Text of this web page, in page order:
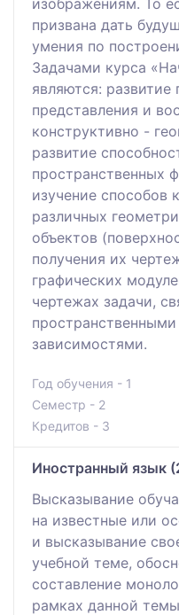
призвана дать
умения по
Задачами курса
являются: развитие
представления и
конструктивно -
развитие
пространственных
изучение способов
различных
объектов
получения их
графических
чертежах задачи,
зависимостями.
Год обучения - 1
Семестр - 2
Кредитов - 3
Иностранный язык
Высказывание
на известные или
и высказывание
учебной теме,
составление
рамках данной